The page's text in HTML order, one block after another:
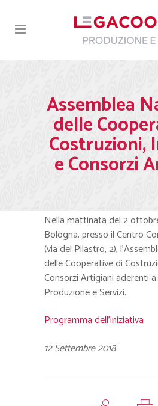
Assemblea
delle
Costruzioni,
e Consorzi
Nella mattinata del 2
Bologna, presso il Centro
(via del Pilastro, 2),
delle Cooperative di
Consorzi Artigiani aderenti
Produzione e Servizi.
Programma dell’iniziativa
12 Settembre 2018